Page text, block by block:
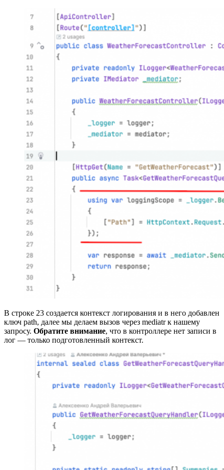
В строке 23 создается контекст логирования и в него добавлен
ключ path, далее мы делаем вызов через mediatr к нашему
запросу. Обратите внимание, что в контроллере нет записи в
лог — только подготовленный контекст.